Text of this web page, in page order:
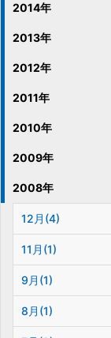
2014年
2013年
2012年
2011年
2010年
2009年
2008年
12月(4)
11月(1)
9月(1)
8月(1)